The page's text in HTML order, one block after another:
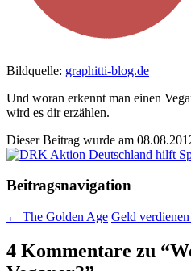
Bildquelle: graphitti-blog.de
Und woran erkennt man einen
wird es dir erzählen.
Dieser Beitrag wurde am
Beitragsnavigation
← The Golden Age Geld
4 Kommentare zu “